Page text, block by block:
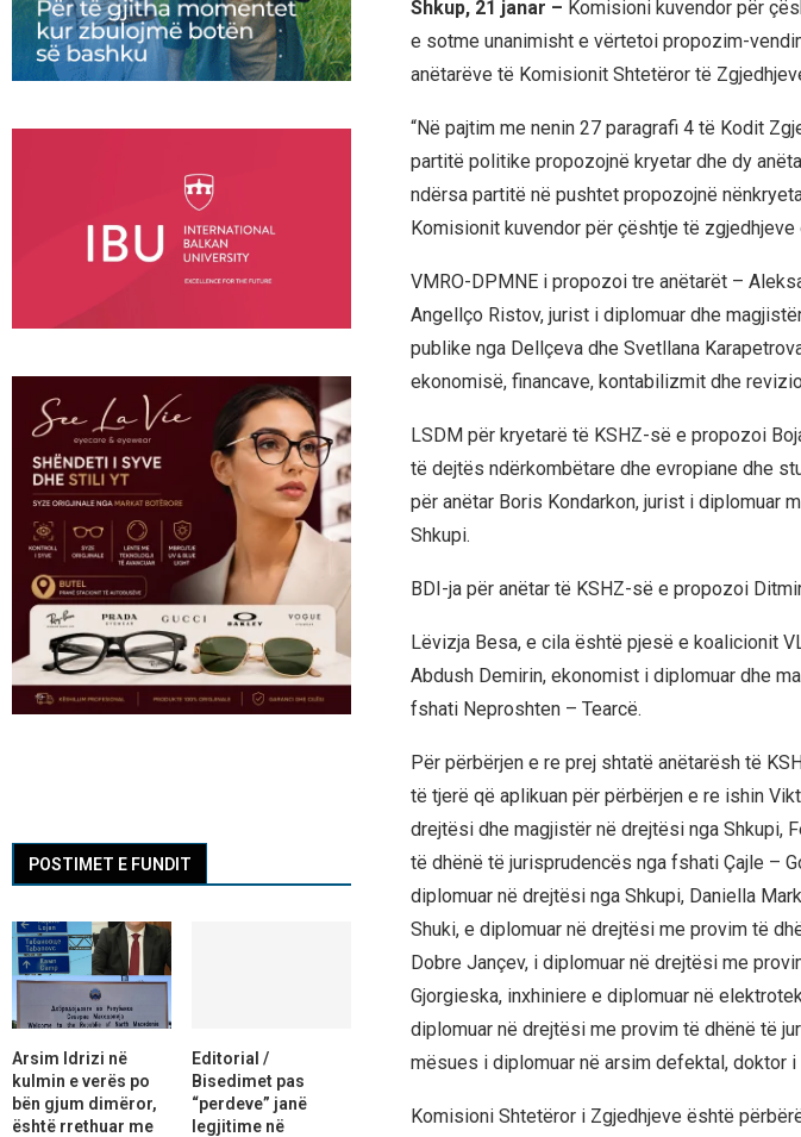
Shkup, 21 janar – Komisioni kuvendor për
e sotme unanimisht e vërtetoi propozim-
anëtarëve të Komisionit Shtetëror të
“Në pajtim me nenin 27 paragrafi 4 të Kodit
partitë politike propozojnë kryetar dhe dy
ndërsa partitë në pushtet propozojnë
Komisionit kuvendor për çështje të zgjedhjeve
VMRO-DPMNE i propozoi tre anëtarët –
Angellço Ristov, jurist i diplomuar dhe
publike nga Dellçeva dhe Svetllana
ekonomisë, financave, kontabilizmit dhe
LSDM për kryetarë të KSHZ-së e propozoi
të dejtës ndërkombëtare dhe evropiane dhe
për anëtar Boris Kondarkon, jurist i diplomuar
Shkupi.
BDI-ja për anëtar të KSHZ-së e propozoi
Lëvizja Besa, e cila është pjesë e koalicionit
Abdush Demirin, ekonomist i diplomuar dhe
fshati Neproshten – Tearcë.
Për përbërjen e re prej shtatë anëtarësh të
të tjerë që aplikuan për përbërjen e re ishin
drejtësi dhe magjistër në drejtësi nga Shkupi,
të dhënë të jurisprudencës nga fshati Çajle –
diplomuar në drejtësi nga Shkupi, Daniella
Shuki, e diplomuar në drejtësi me provim të
Dobre Jançev, i diplomuar në drejtësi me
Gjorgieska, inxhiniere e diplomuar në
diplomuar në drejtësi me provim të dhënë të
mësues i diplomuar në arsim defektal, doktor
Komisioni Shtetëror i Zgjedhjeve është
POSTIMET E FUNDIT
Arsim Idrizi në
kulmin e verës po
bën gjum dimëror,
është rrethuar me
Editorial /
Bisedimet pas
“perdeve” janë
legjitime në